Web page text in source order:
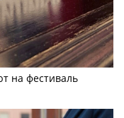
на фестиваль